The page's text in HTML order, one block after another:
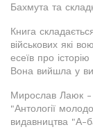
Бахмута та
Книга
військових які
есеїв про
Вона вийшла у
Мирослав Лаюк -
"Антології
видавництва "А-